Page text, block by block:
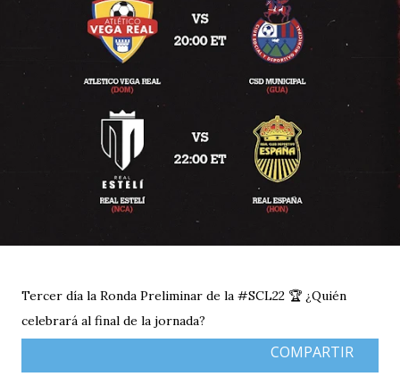
Tercer día la Ronda Preliminar de la #SCL22 🏆 ¿Quién
celebrará al final de la jornada?
COMPARTIR